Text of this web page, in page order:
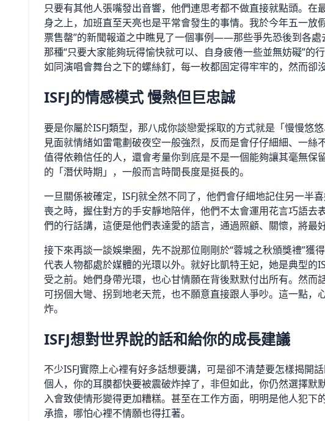
只要有其他人張嘴發出音響，他們連思考都不做直接就點頭。在
身之上，加班直至天亮也是平常會發生的事情。我於今年五一放
票售罄”的新聞報道之中瞧見了一個事例——那些爭先恐後到各處
那種“只要大家能夠玩得愉快就可以、自身疲倦一些並無妨礙”的
如同演唱會舞台之下的螺絲釘，每一枚都固定得牢牢的，然而卻
ISFJ的情感模式 慢熱但巨忠誠
要是你屬於ISFJ類型，那八成你談戀愛採取的方式就是「慢慢悠
見面就情緒如雷電劃破夜空一般強烈，反而是會仔仔細細、一
值得依賴信任的人，還會考量你到底是不是一個能夠讓其毫無保
的「潛伏時期」，一般而言時間長度是挺長的。
一旦關係被確定，ISFJ就全然不同了，他們會仔細地記住另一半
喪之時，握住對方的手安靜地陪伴，他們不太會運用花言巧語去
們的行話講，這便是他們表達愛的語言，通過照顧、關懷，將最
接下來再談一談娛樂圈，先不說那位剛剛於“蓉城之秋頒獎禮”獲
代表人物都處於媒體的光環以外。就好比凱特王妃，她是典型的
受之前。她們身帶光環，也心甘情願在背後默默付出所有。然而
可拐個大彎、拐到地老天荒，也不願意直接跟人爭吵。這一點，
炸。
ISFJ想對世界說的話和給你的成長建議
不少ISFJ實際上心裡有好多話想要講，可是卻不清楚要怎樣揭開
個人，你的耳膜都快要被震破炸掉了，非但如此，你仍然選擇默
入會致使情形變得更加糟糕。甚至在工作方面，明明是他人犯
承擔，哪怕心裡不情願也得扛著。